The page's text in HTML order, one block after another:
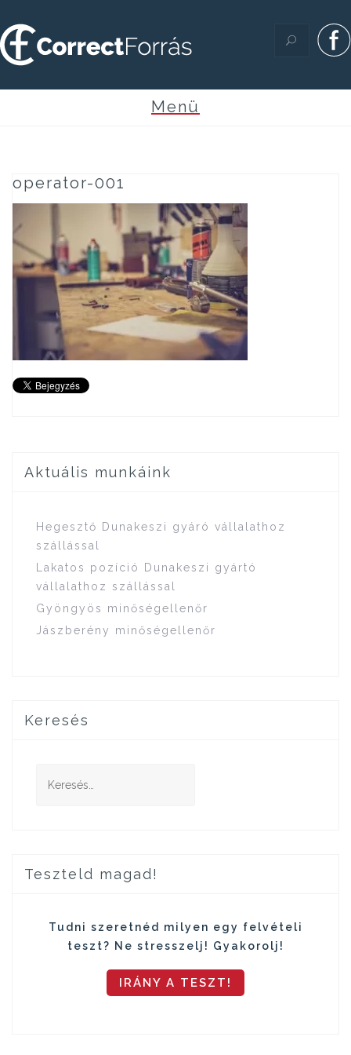
to
content
operator-001
Aktuális munkáink
Hegesztő Dunakeszi gyáró vállalathoz
szállással
Lakatos pozíció Dunakeszi gyártó
vállalathoz szállással
Gyöngyös minőségellenőr
Jászberény minőségellenőr
Keresés
Teszteld magad!
Tudni szeretnéd milyen egy felvételi
teszt? Ne stresszelj! Gyakorolj!
IRÁNY A TESZT!